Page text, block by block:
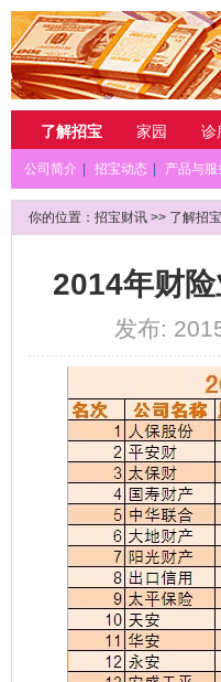
了解招宝 家园 诊
公司简介 招宝动态 产品与服
你的位置： 招宝财讯 >> 了解招宝
2014年财
发布: